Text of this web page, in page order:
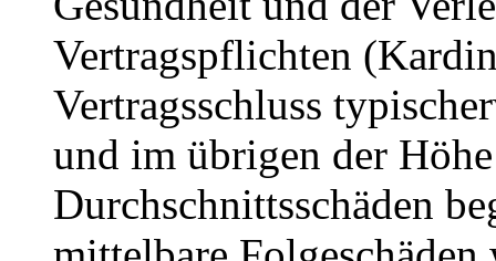
Vertragspflichten
Vertragsschluss
und im übrigen der
Durchschnittsschäden